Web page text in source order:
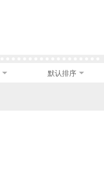
默认排序